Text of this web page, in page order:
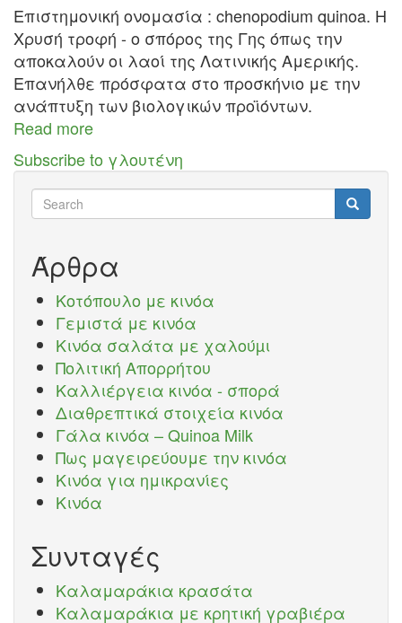
Επιστημονική ονομασία : chenopodium quinoa. Η
Χρυσή τροφή - ο σπόρος της Γης όπως την
αποκαλούν οι λαοί της Λατινικής Αμερικής.
Επανήλθε πρόσφατα στο προσκήνιο με την
ανάπτυξη των βιολογικών προϊόντων.
Read more
Κινόα
Subscribe to γλουτένη
Search
Search Search
Άρθρα
Κοτόπουλο με κινόα
Γεμιστά με κινόα
Κινόα σαλάτα με χαλούµι
Πολιτική Απορρήτου
Καλλιέργεια κινόα - σπορά
Διαθρεπτικά στοιχεία κινόα
Γάλα κινόα – Quinoa Milk
Πως μαγειρεύουμε την κινόα
Κινόα για ημικρανίες
Κινόα
Συνταγές
Καλαμαράκια κρασάτα
Καλαμαράκια με κρητική γραβιέρα